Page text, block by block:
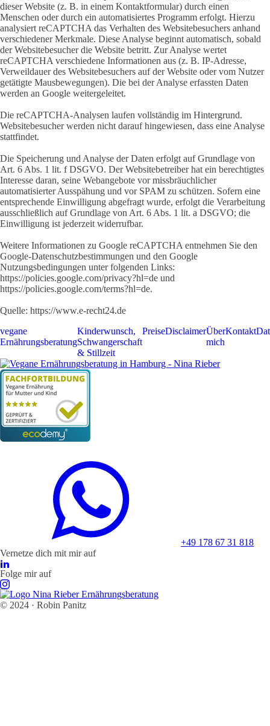
dieser Website (z. B. in einem Kontaktformular) durch einen
Menschen oder durch ein automatisiertes Programm erfolgt. Hierzu
analysiert reCAPTCHA das Verhalten des Websitebesuchers anhand
verschiedener Merkmale. Diese Analyse beginnt automatisch, sobald
der Websitebesucher die Website betritt. Zur Analyse wertet
reCAPTCHA verschiedene Informationen aus (z. B. IP-Adresse,
Verweildauer des Websitebesuchers auf der Website oder vom Nutzer
getätigte Mausbewegungen). Die bei der Analyse erfassten Daten
werden an Google weitergeleitet.
Die reCAPTCHA-Analysen laufen vollständig im Hintergrund.
Websitebesucher werden nicht darauf hingewiesen, dass eine Analyse
stattfindet.
Die Speicherung und Analyse der Daten erfolgt auf Grundlage von
Art. 6 Abs. 1 lit. f DSGVO. Der Websitebetreiber hat ein berechtigtes
Interesse daran, seine Webangebote vor missbräuchlicher
automatisierter Ausspähung und vor SPAM zu schützen. Sofern eine
entsprechende Einwilligung abgefragt wurde, erfolgt die Verarbeitung
ausschließlich auf Grundlage von Art. 6 Abs. 1 lit. a DSGVO; die
Einwilligung ist jederzeit widerrufbar.
Weitere Informationen zu Google reCAPTCHA entnehmen Sie den
Google-Datenschutzbestimmungen und den Google
Nutzungsbedingungen unter folgenden Links:
https://policies.google.com/privacy?hl=de und
https://policies.google.com/terms?hl=de.
Quelle: https://www.e-recht24.de
vegane
Ernährungsberatung
Kinderwunsch,
Schwangerschaft
& Stillzeit
PreiseDisclaimerÜber
mich
Kontakt
+49 178 67 31 818
Vernetze dich mit mir auf
Folge mir auf
© 2024 · Robin Panitz